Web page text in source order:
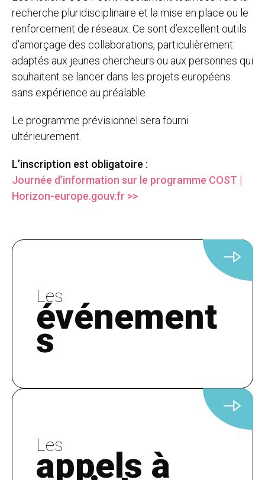
recherche pluridisciplinaire et la mise en place ou le
renforcement de réseaux. Ce sont d’excellent outils
d’amorçage des collaborations, particulièrement
adaptés aux jeunes chercheurs ou aux personnes qui
souhaitent se lancer dans les projets européens
sans expérience au préalable.
Le programme prévisionnel sera fourni
ultérieurement.
L’inscription est obligatoire :
Journée d’information sur le programme COST |
Horizon-europe.gouv.fr >>
Les
événement
s
Les
appels à